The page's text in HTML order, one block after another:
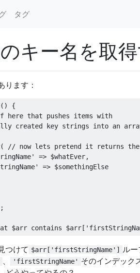
タグ
キー名を取
ります：
()
{
here that pushes items with
created key strings into an
(
// now lets pretend it returns the
=> $whatEver,
=> $somethingElse
$arr contains
つけて $arr['firstStringName'] ルー
'firstStringName' そのインデック